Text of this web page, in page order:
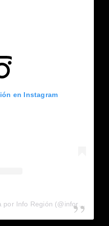
en Instagram